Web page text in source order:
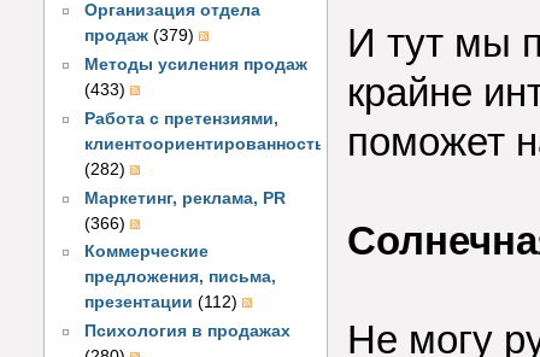
Организация отдела
продаж (379)
Методы усиления продаж
(433)
Работа с претензиями,
клиентоориентированность
(282)
Маркетинг, реклама, PR
(366)
Коммерческие
предложения, письма,
презентации (112)
Психология в продажах
И тут мы
крайне
поможет
Не могу